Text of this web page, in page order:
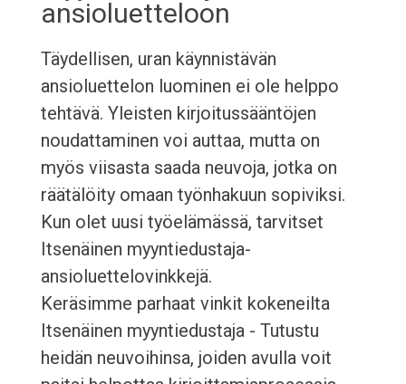
ansioluetteloon
Täydellisen, uran käynnistävän
ansioluettelon luominen ei ole helppo
tehtävä. Yleisten kirjoitussääntöjen
noudattaminen voi auttaa, mutta on
myös viisasta saada neuvoja, jotka on
räätälöity omaan työnhakuun sopiviksi.
Kun olet uusi työelämässä, tarvitset
Itsenäinen myyntiedustaja-
ansioluettelovinkkejä.
Keräsimme parhaat vinkit kokeneilta
Itsenäinen myyntiedustaja - Tutustu
heidän neuvoihinsa, joiden avulla voit